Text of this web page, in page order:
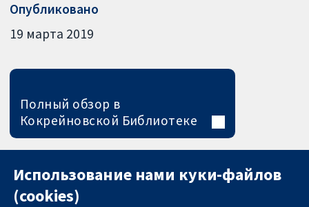
Опубликовано
19 марта 2019
Полный обзор в
Кокрейновской Библиотеке
Использование нами куки-файлов
(cookies)